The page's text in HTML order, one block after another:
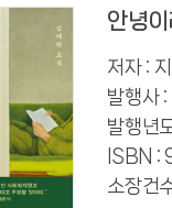
안녕
저자 :
발행사 :
발행년
ISBN :
소장건